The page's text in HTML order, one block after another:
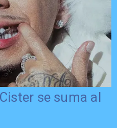
se suma al